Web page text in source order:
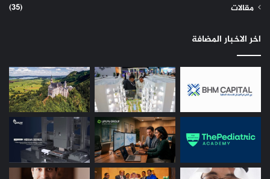
مقالات
(35)
اخر الاخبار المضافة